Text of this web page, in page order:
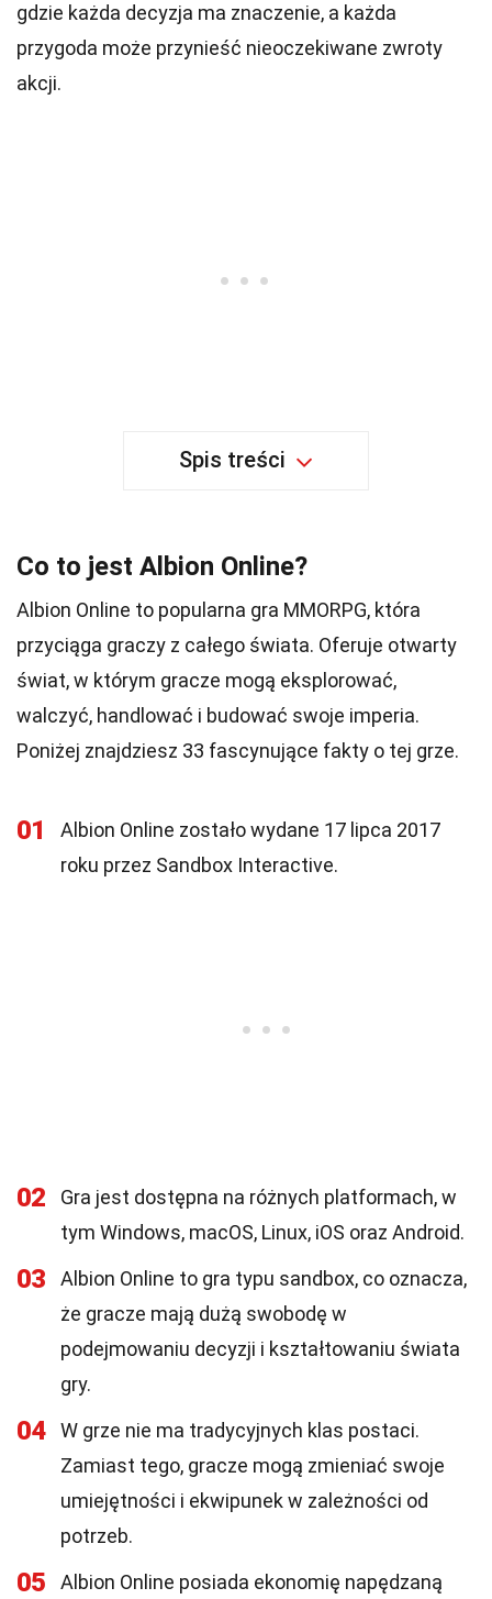
gdzie każda decyzja ma znaczenie, a każda
przygoda może przynieść nieoczekiwane zwroty
akcji.
Spis treści
Co to jest Albion Online?
Albion Online to popularna gra MMORPG, która
przyciąga graczy z całego świata. Oferuje otwarty
świat, w którym gracze mogą eksplorować,
walczyć, handlować i budować swoje imperia.
Poniżej znajdziesz 33 fascynujące fakty o tej grze.
01
Albion Online zostało wydane 17 lipca 2017
roku przez Sandbox Interactive.
02
Gra jest dostępna na różnych platformach, w
tym Windows, macOS, Linux, iOS oraz Android.
03
Albion Online to gra typu sandbox, co oznacza,
że gracze mają dużą swobodę w
podejmowaniu decyzji i kształtowaniu świata
gry.
04
W grze nie ma tradycyjnych klas postaci.
Zamiast tego, gracze mogą zmieniać swoje
umiejętności i ekwipunek w zależności od
potrzeb.
05
Albion Online posiada ekonomię napędzaną